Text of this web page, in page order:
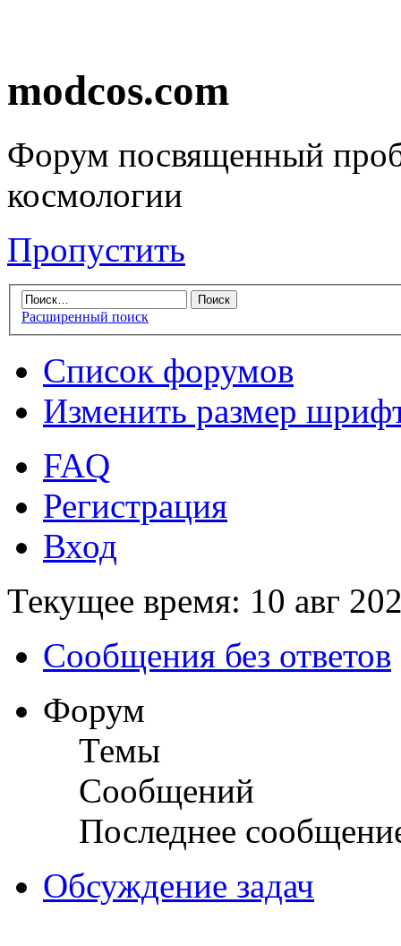
modcos.com
Форум посвященный
космологии
Пропустить
Расширенный поиск
Список форумов
Изменить размер
FAQ
Регистрация
Вход
Текущее время: 10 авг
Сообщения без ответов
Форум
Темы
Сообщений
Последнее
Обсуждение задач